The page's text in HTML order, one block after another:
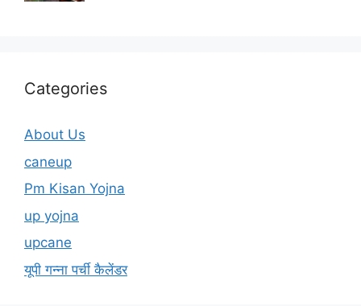
Categories
About Us
caneup
Pm Kisan Yojna
up yojna
upcane
यूपी गन्ना पर्ची कैलेंडर